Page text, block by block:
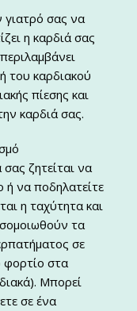
γιατρό σας να
η καρδιά σας
του καρδιακού
πίεσης και
καρδιά σας.
ζητείται να
να ποδηλατείτε
η ταχύτητα και
τα
σε
φορτίο στα
Μπορεί
σε ένα